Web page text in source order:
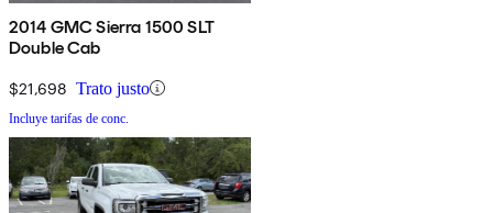
2014 GMC Sierra 1500 SLT
Double Cab
$21,698 Trato justo
Incluye tarifas de conc.